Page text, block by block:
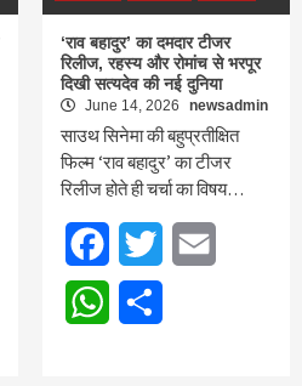
‘राव बहादुर’ का दमदार टीजर
रिलीज, रहस्य और रोमांच से भरपूर
दिखी सत्यदेव की नई दुनिया
June 14, 2026 newsadmin
साउथ सिनेमा की बहुप्रतीक्षित
फिल्म ‘राव बहादुर’ का टीजर
रिलीज होते ही चर्चा का विषय…
FacebookTwitter
WhatsApp